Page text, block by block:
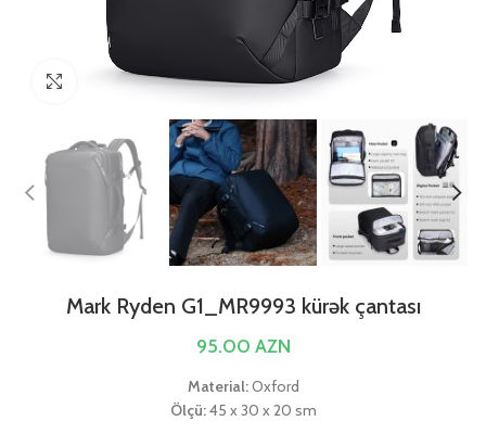
Click to enlarge
Mark Ryden G1_MR9993 kürək çantası
95.00 AZN
Material:Oxford
Ölçü:45 x 30 x 20 sm